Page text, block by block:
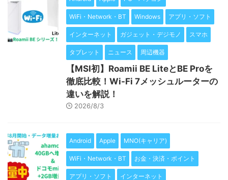
WiFi・Network・BT Windows アプリ・ソフト
インターネット ガジェット・デジモノ スマホ
タブレット ニュース 周辺機器
【MSI初】Roamii BE LiteとBE Proを
徹底比較！Wi-Fi 7メッシュルーターの
違いを解説！
2026/8/3
Android Apple MNO(キャリア)
WiFi・Network・BT お金・決済・ポイント
アプリ・ソフト インターネット